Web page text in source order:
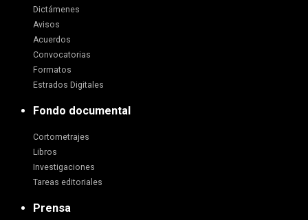
Dictámenes
Avisos
Acuerdos
Convocatorias
Formatos
Estrados Digitales
Fondo documental
Cortometrajes
Libros
Investigaciones
Tareas editoriales
Prensa